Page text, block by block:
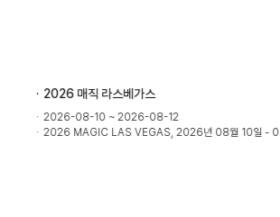
2025 MEDICA
2025-11-17 ~ 2025-11-20
2025년 11월 17일 - 20일, Messe Dusseldorf, 뒤셀도